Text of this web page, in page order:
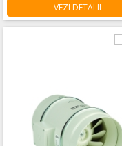
VEZI DETALII